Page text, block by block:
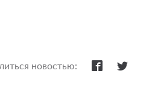
новостью: